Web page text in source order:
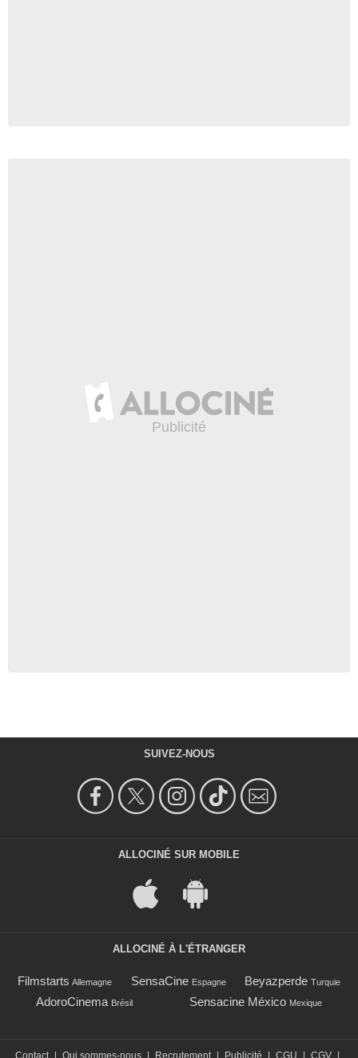
SUIVEZ-NOUS
ALLOCINÉ SUR MOBILE
ALLOCINÉ À L'ÉTRANGER
Filmstarts Allemagne SensaCine Espagne Beyazperde Turquie
AdoroCinema Brésil Sensacine México Mexique
Contact Qui sommes-nous Recrutement Publicité CGU CGV